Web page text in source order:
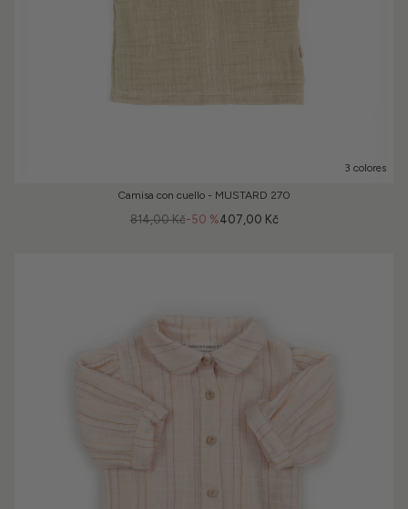
3 colores
Camisa con cuello - MUSTARD 270
-50 %
814,00 Kč 407,00 Kč